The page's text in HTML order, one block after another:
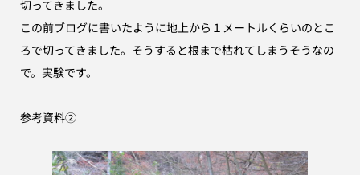
切ってきました。
この前ブログに書いたように地上から１メートルくらいのとこ
ろで切ってきました。そうすると根まで枯れてしまうそうなの
で。実験です。
参考資料②